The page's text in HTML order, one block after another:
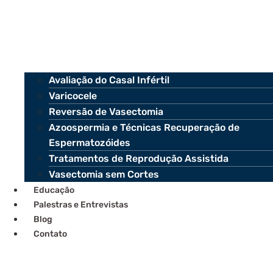
Avaliação do Casal Infértil
Varicocele
Reversão de Vasectomia
Azoospermia e Técnicas Recuperação de
Espermatozóides
Tratamentos de Reprodução Assistida
Vasectomia sem Cortes
Educação
Palestras e Entrevistas
Blog
Contato